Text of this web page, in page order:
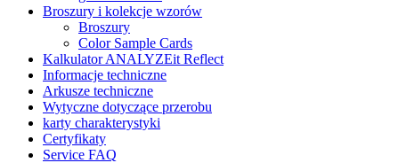
Broszury i kolekcje wzorów
Broszury
Color Sample Cards
Kalkulator ANALYZEit Reflect
Informacje techniczne
Arkusze techniczne
Wytyczne dotyczące przerobu
karty charakterystyki
Certyfikaty
Service FAQ